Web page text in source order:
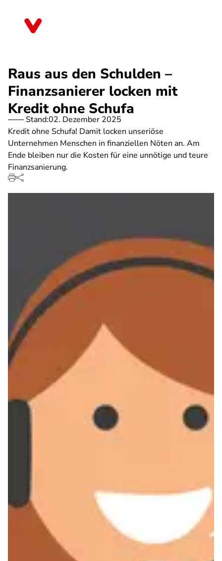
Raus aus den Schulden –
Finanzsanierer locken mit
Kredit ohne Schufa
Stand:02. Dezember 2025
Kredit ohne Schufa! Damit locken unseriöse
Unternehmen Menschen in finanziellen Nöten an. Am
Ende bleiben nur die Kosten für eine unnötige und teure
Finanzsanierung.